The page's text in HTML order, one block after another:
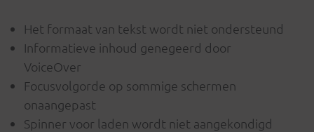
Het formaat van tekst wordt niet ondersteund
Informatieve inhoud genegeerd door
VoiceOver
Focusvolgorde op sommige schermen
onaangepast
Spinner voor laden wordt niet aangekondigd